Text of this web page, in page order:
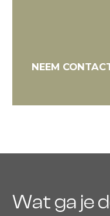
NEEM
Wat ga je